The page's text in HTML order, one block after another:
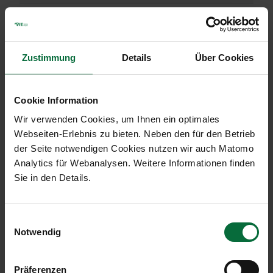
Zustimmung Details Über Cookies
Cookie Information
Wir verwenden Cookies, um Ihnen ein optimales
Webseiten-Erlebnis zu bieten. Neben den für den Betrieb
der Seite notwendigen Cookies nutzen wir auch Matomo
Analytics für Webanalysen. Weitere Informationen finden
Sie in den Details.
Notwendig
Präferenzen
+12,3
153.052
Cargo an+ab in to
23.348 -8,4
159.332
MTOW in to
1.025.011 +15,1
Malta Airport (MLA, vollkonsolidiert)
07/2019
?%
Passagiere an+ab+transit
798.453 +5,6
Lokalpassagiere an+ab
29.248